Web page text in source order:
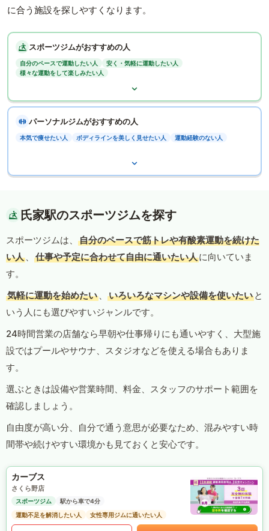
に合う施設を探しやすくなります。
スポーツジムがおすすめの人
自分のペースで運動したい人
安く・気軽に運動したい人
様々な運動をして楽しみたい人
パーソナルジムがおすすめの人
本気で痩せたい人 ボディラインを美しく見せたい人 運動経験のない人
氏家駅のスポーツジムを探す
スポーツジムは、
自分のペースで筋トレや有酸素運動を続けた
い人 、 仕事や予定に合わせて自由に通いたい人に向いていま
す。
気軽に運動を始めたい 、 いろいろなマシンや設備を使いたい と
いう人にも選びやすいジャンルです。
24時間営業の店舗なら早朝や仕事帰りにも通いやすく、大型施
設ではプールやサウナ、スタジオなどを使える場合もありま
す。
選ぶときは設備や営業時間、料金、スタッフのサポート範囲を
確認しましょう。
自由度が高い分、自分で通う意思が必要なため、混みやすい時
間帯や続けやすい環境かも見ておくと安心です。
カーブス
さくら野店
スポーツジム
駅から車で4分
運動不足を解消したい人
女性専用ジムに通いたい人